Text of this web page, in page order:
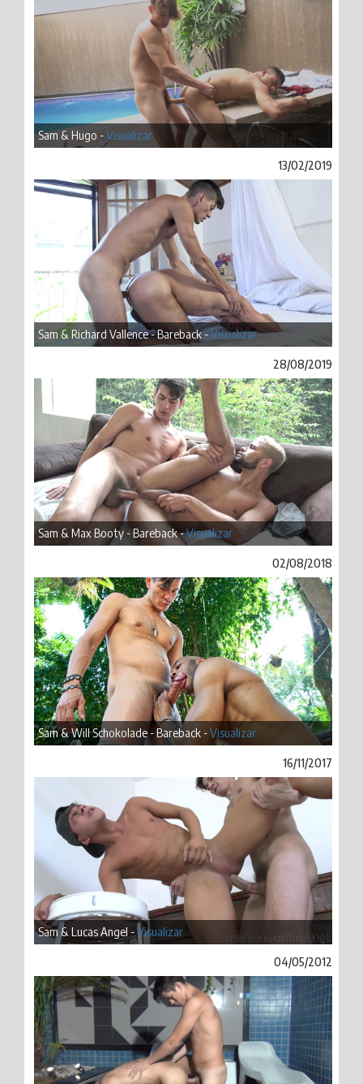
Sam & Hugo -Visualizar
13/02/2019
Sam & Richard Vallence - Bareback -Visualizar
28/08/2019
Sam & Max Booty - Bareback -Visualizar
02/08/2018
Sam & Will Schokolade - Bareback -Visualizar
16/11/2017
Sam & Lucas Angel -Visualizar
04/05/2012